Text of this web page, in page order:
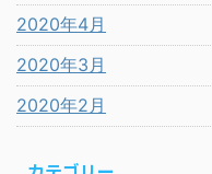
2020年4月
2020年3月
2020年2月